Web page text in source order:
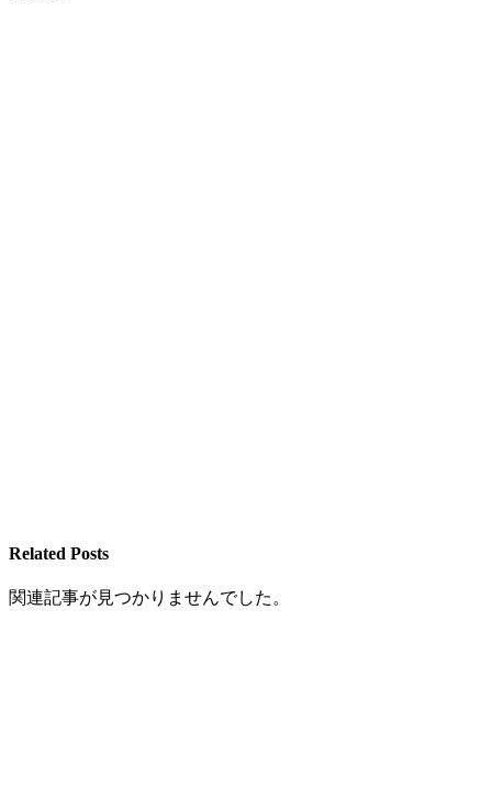
Related Posts
関連記事が見つかりませんでした。